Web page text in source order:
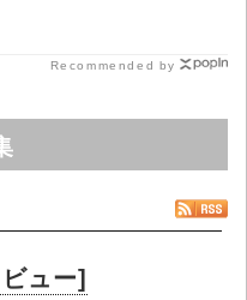
Recommended by
ュー]